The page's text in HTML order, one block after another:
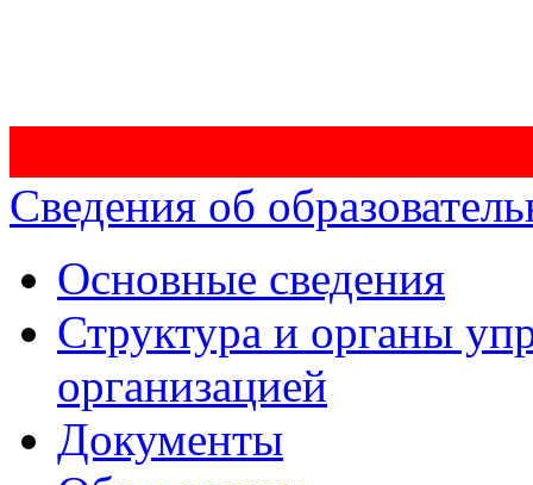
Сведения об
Основные сведения
Структура и органы
организацией
Документы